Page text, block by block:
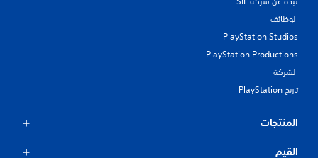
الوظائف
PlayStation Studios
PlayStation Productions
الشركة
تاريخ PlayStation
المنتجات
القيم